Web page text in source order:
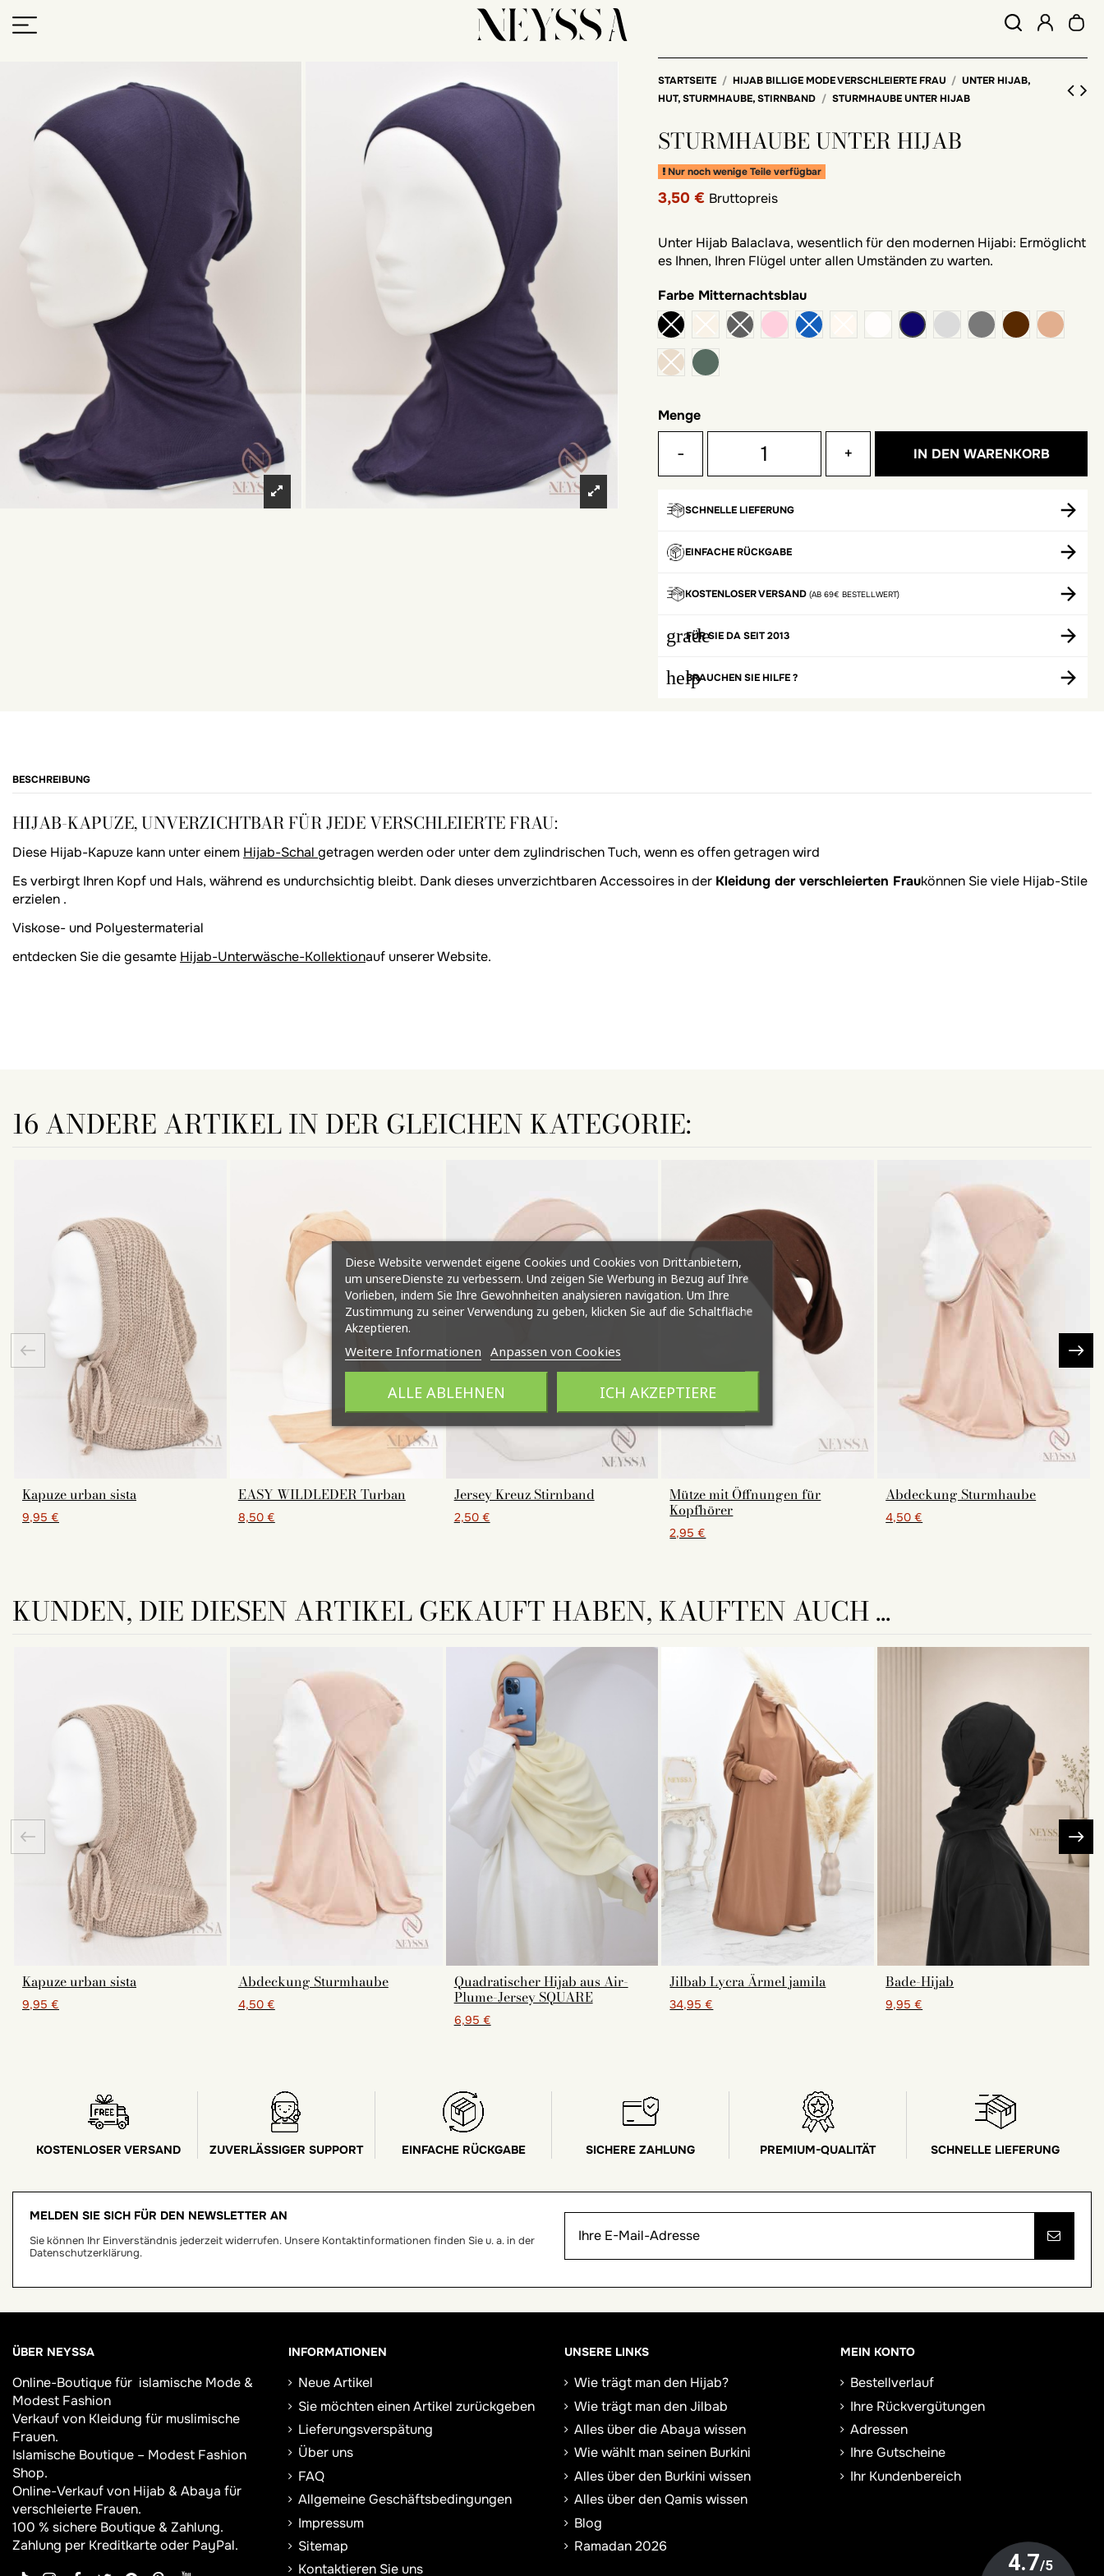
STARTSEITE HIJAB BILLIGE MODE VERSCHLEIERTE FRAU
UNTER HIJAB,
HUT, STURMHAUBE, STIRNBAND
STURMHAUBE UNTER HIJAB
STURMHAUBE UNTER HIJAB
Nur noch wenige Teile verfügbar
3,50 € Bruttopreis
Unter Hijab Balaclava, wesentlich für den modernen Hijabi: Ermöglicht
es Ihnen, Ihren Flügel unter allen Umständen zu warten.
Farbe Mitternachtsblau
Rosa
Weiß Mitternachtsblau
Perlgraudunkelgrauweglaufen
khaki
Menge
- + IN DEN WARENKORB
SCHNELLE LIEFERUNG
EINFACHE RÜCKGABE
KOSTENLOSER VERSAND (AB 69€ BESTELLWERT)
grade
FÜR SIE DA SEIT 2013
helpBRAUCHEN SIE HILFE ?
BESCHREIBUNG
HIJAB-KAPUZE, UNVERZICHTBAR FÜR JEDE VERSCHLEIERTE FRAU:
Diese Hijab-Kapuze kann unter einem Hijab-Schal getragen werden oder unter dem zylindrischen Tuch, wenn es offen getragen wird
Es verbirgt Ihren Kopf und Hals, während es undurchsichtig bleibt. Dank dieses unverzichtbaren Accessoires in der Kleidung der verschleierten Fraukönnen Sie viele Hijab-Stile
erzielen .
Viskose- und Polyestermaterial
entdecken Sie die gesamte Hijab-Unterwäsche-Kollektionauf unserer Website.
16 ANDERE ARTIKEL IN DER GLEICHEN KATEGORIE:
Kapuze urban sista
9,95 €
EASY WILDLEDER Turban
8,50 €
Jersey Kreuz Stirnband
2,50 €
Mütze mit Öffnungen für
Kopfhörer
2,95 €
Abdeckung Sturmhaube
4,50 €
KUNDEN, DIE DIESEN ARTIKEL GEKAUFT HABEN, KAUFTEN AUCH ...
Kapuze urban sista
9,95 €
Abdeckung Sturmhaube
4,50 €
Quadratischer Hijab aus Air-
Plume-Jersey SQUARE
6,95 €
Jilbab Lycra Ärmel jamila
34,95 €
Bade-Hijab
9,95 €
KOSTENLOSER VERSAND ZUVERLÄSSIGER SUPPORT EINFACHE RÜCKGABE SICHERE ZAHLUNG PREMIUM-QUALITÄT SCHNELLE LIEFERUNG
MELDEN SIE SICH FÜR DEN NEWSLETTER AN
Sie können Ihr Einverständnis jederzeit widerrufen. Unsere Kontaktinformationen finden Sie u. a. in der
Datenschutzerklärung.
ÜBER NEYSSA
Online-Boutique für islamische Mode &
Modest Fashion
Verkauf von Kleidung für muslimische
Frauen.
Islamische Boutique – Modest Fashion
Shop.
Online-Verkauf von Hijab &Abaya für
verschleierte Frauen.
100 % sichere Boutique & Zahlung.
Zahlung per Kreditkarte oder PayPal.
INFORMATIONEN
Neue Artikel
Sie möchten einen Artikel zurückgeben
Lieferungsverspätung
Über uns
FAQ
Allgemeine Geschäftsbedingungen
Impressum
Sitemap
Kontaktieren Sie uns
UNSERE LINKS
Wie trägt man den Hijab?
Wie trägt man den Jilbab
Alles über die Abaya wissen
Wie wählt man seinen Burkini
Alles über den Burkini wissen
Alles über den Qamis wissen
Blog
Ramadan 2026
MEIN KONTO
Bestellverlauf
Ihre Rückvergütungen
Adressen
Ihre Gutscheine
Ihr Kundenbereich
Diese Website verwendet eigene Cookies und Cookies von Drittanbietern,
um unsereDienste zu verbessern. Und zeigen Sie Werbung in Bezug auf Ihre
Vorlieben, indem Sie Ihre Gewohnheiten analysieren navigation. Um Ihre
Zustimmung zu seiner Verwendung zu geben, klicken Sie auf die Schaltfläche
Akzeptieren.
Weitere Informationen Anpassen von Cookies
ALLE ABLEHNEN ICH AKZEPTIERE